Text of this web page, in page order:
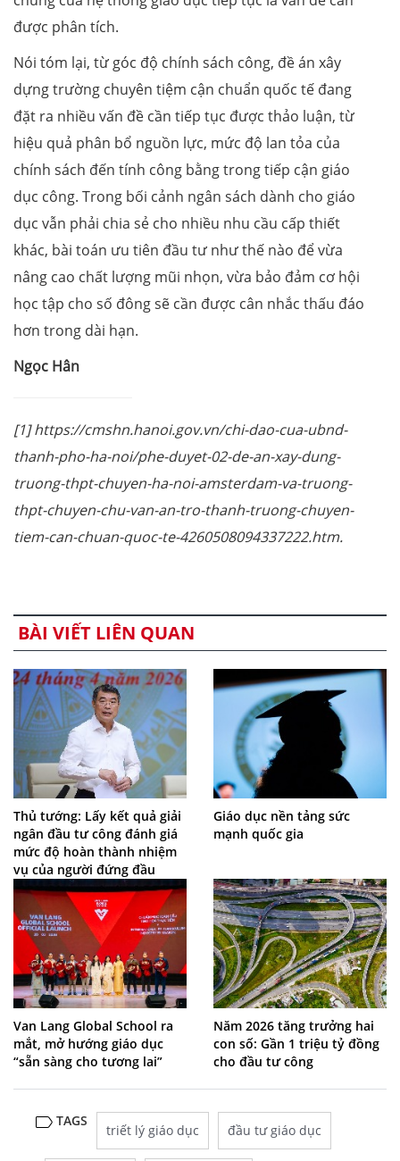
được phân tích.
Nói tóm lại, từ góc độ chính sách công, đề án xây
dựng trường chuyên tiệm cận chuẩn quốc tế đang
đặt ra nhiều vấn đề cần tiếp tục được thảo luận, từ
hiệu quả phân bổ nguồn lực, mức độ lan tỏa của
chính sách đến tính công bằng trong tiếp cận giáo
dục công. Trong bối cảnh ngân sách dành cho giáo
dục vẫn phải chia sẻ cho nhiều nhu cầu cấp thiết
khác, bài toán ưu tiên đầu tư như thế nào để vừa
nâng cao chất lượng mũi nhọn, vừa bảo đảm cơ hội
học tập cho số đông sẽ cần được cân nhắc thấu đáo
hơn trong dài hạn.
Ngọc Hân
[1] https://cmshn.hanoi.gov.vn/chi-dao-cua-ubnd-
thanh-pho-ha-noi/phe-duyet-02-de-an-xay-dung-
truong-thpt-chuyen-ha-noi-amsterdam-va-truong-
thpt-chuyen-chu-van-an-tro-thanh-truong-chuyen-
tiem-can-chuan-quoc-te-4260508094337222.htm.
BÀI VIẾT LIÊN QUAN
Thủ tướng: Lấy kết quả giải
ngân đầu tư công đánh giá
mức độ hoàn thành nhiệm
vụ của người đứng đầu
Giáo dục nền tảng sức
mạnh quốc gia
Van Lang Global School ra
mắt, mở hướng giáo dục
“sẵn sàng cho tương lai”
Năm 2026 tăng trưởng hai
con số: Gần 1 triệu tỷ đồng
cho đầu tư công
TAGS
triết lý giáo dục đầu tư giáo dục